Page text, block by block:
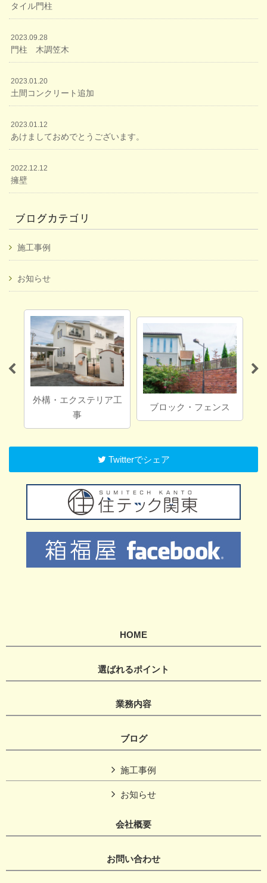
タイル門柱
2023.09.28
門柱 木調笠木
2023.01.20
土間コンクリート追加
2023.01.12
あけましておめでとうございます。
2022.12.12
擁壁
ブログカテゴリ
施工事例
お知らせ
外構・エクステリア工
事
ブロック・フェンス
Twitterでシェア
HOME
選ばれるポイント
業務内容
ブログ
施工事例
お知らせ
会社概要
お問い合わせ